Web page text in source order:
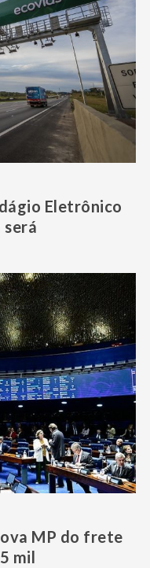
Eletrônico
será
MP do frete
mil